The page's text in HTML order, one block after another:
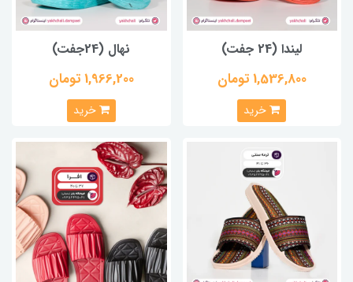
لیندا (24 جفت)
1,536,800 تومان
خرید
نهال (24جفت)
1,966,200 تومان
خرید